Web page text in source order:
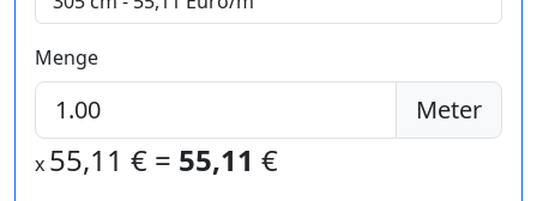
Menge
Meter
x 55,11 € = 55,11 €